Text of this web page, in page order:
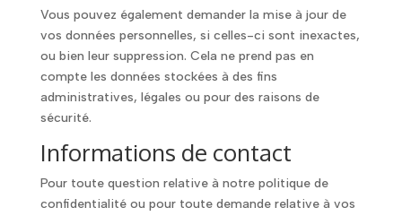
Vous pouvez également demander la mise à jour de
vos données personnelles, si celles-ci sont inexactes,
ou bien leur suppression. Cela ne prend pas en
compte les données stockées à des fins
administratives, légales ou pour des raisons de
sécurité.
Informations de contact
Pour toute question relative à notre politique de
confidentialité ou pour toute demande relative à vos